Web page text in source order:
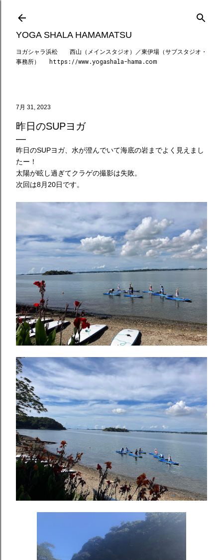
スキップしてメイン コンテンツに移動
YOGA SHALA HAMAMATSU
ヨガシャラ浜松 西山（メインスタジオ）／東伊場（サブスタジオ・
事務所） https://www.yogashala-hama.com
7月 31, 2023
昨日のSUPヨガ
昨日のSUPヨガ、水が澄んでいて海底の岩までよく見えまし
たー！
太陽が眩し過ぎてクラゲの撮影は失敗。
次回は8月20日です。